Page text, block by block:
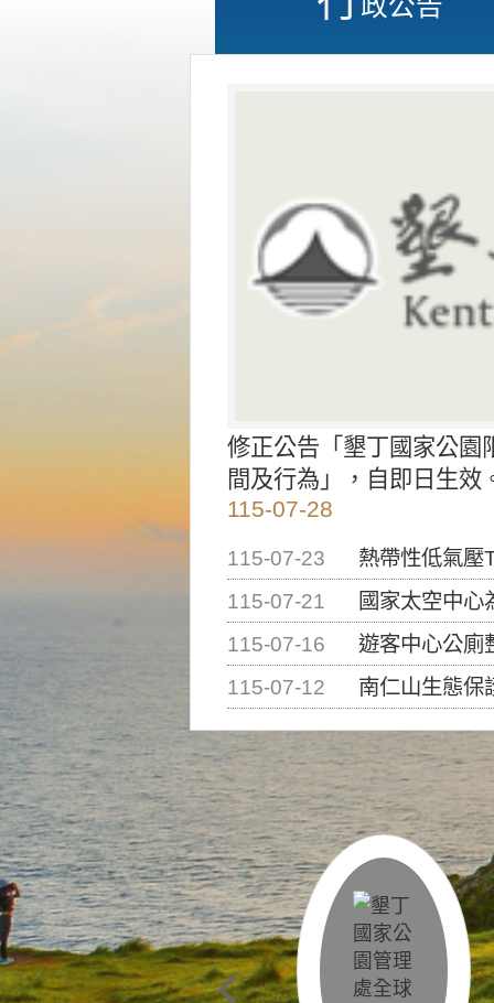
修正公告「墾丁國家公園
間及行為」，自即日生效
115-07-28
115-07-23
熱帶性低氣壓
115-07-21
國家太空中心為辦理
115-07-16
遊客中心公廁
115-07-12
南仁山生態保護區步道已完成